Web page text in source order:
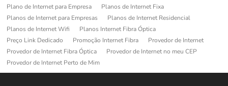
Plano de Internet para Empresa
Planos de Internet Fixa
Planos de Internet para Empresas
Planos de Internet Residencial
Planos de Internet Wifi
Planos Internet Fibra Óptica
Preço Link Dedicado
Promoção Internet Fibra
Provedor de Internet
Provedor de Internet Fibra Óptica
Provedor de Internet no meu CEP
Provedor de Internet Perto de Mim